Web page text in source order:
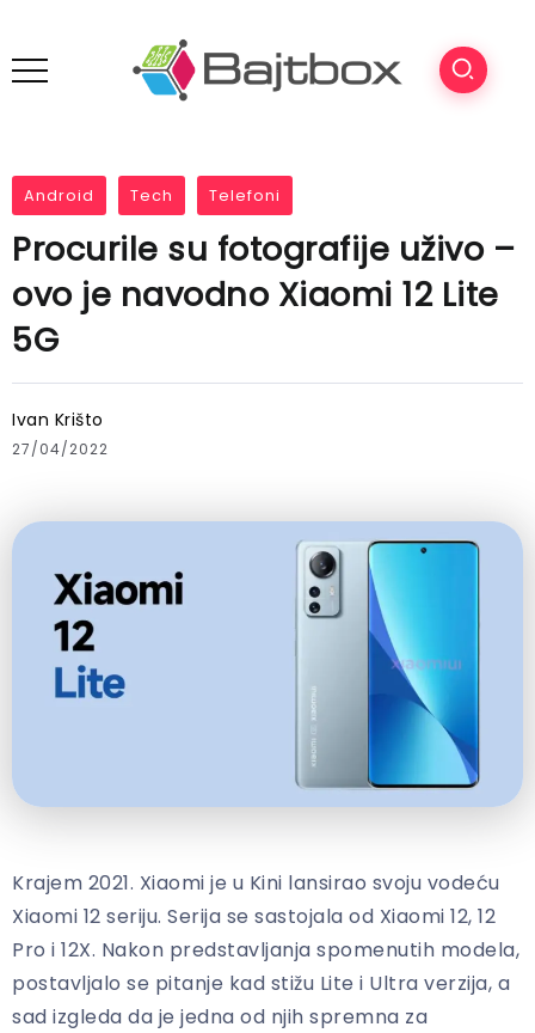
Android Tech Telefoni
Procurile su fotografije uživo –
ovo je navodno Xiaomi 12 Lite
5G
Ivan Krišto
27/04/2022
Krajem 2021. Xiaomi je u Kini lansirao svoju vodeću
Xiaomi 12 seriju. Serija se sastojala od Xiaomi 12, 12
Pro i 12X. Nakon predstavljanja spomenutih modela,
postavljalo se pitanje kad stižu Lite i Ultra verzija, a
sad izgleda da je jedna od njih spremna za